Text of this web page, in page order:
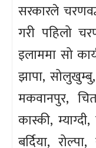
सरकारले
गरी पहिलो
इलाममा सो
झापा, सोलुखुम्बु,
मकवानपुर,
कास्की,
बर्दिया,